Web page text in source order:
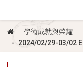
學術成就與榮耀
2024/02/29-03/02